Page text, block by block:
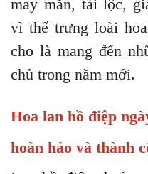
may mắn, tài lộc,
vì thế trưng loài
cho là mang đến
chủ trong năm mới.
Hoa lan hồ điệp
hoàn hảo và thành